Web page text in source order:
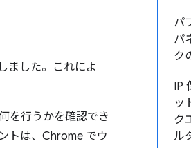
パ
パ
ク
IP
ッ
ク
ル
ました。これによ
を行うかを確認でき
トは、Chrome でウ